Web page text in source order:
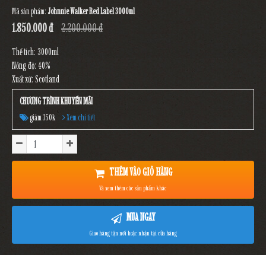
Mã sản phẩm: Johnnie Walker Red Label 3000ml
1.850.000 đ 2.200.000 đ
Thể tích: 3000ml
Nồng độ: 40%
Xuất xứ: Scotland
CHƯƠNG TRÌNH KHUYẾN MÃI
giảm 350k Xem chi tiết
THÊM VÀO GIỎ HÀNG
Và xem thêm các sản phẩm khác
MUA NGAY
Giao hàng tận nơi hoặc nhận tại cửa hàng